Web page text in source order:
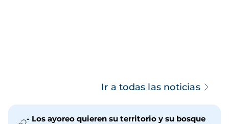
Ir a todas las noticias
- Los ayoreo quieren su territorio y su bosque